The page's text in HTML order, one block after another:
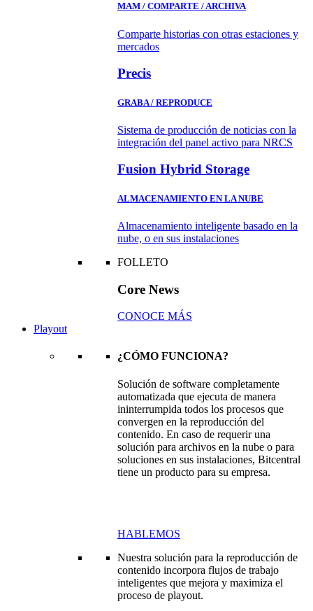
MAM / COMPARTE / ARCHIVA
Comparte historias con otras estaciones y
mercados
Precis
GRABA / REPRODUCE
Sistema de producción de noticias con la
integración del panel activo para NRCS
Fusion Hybrid Storage
ALMACENAMIENTO EN LA NUBE
Almacenamiento inteligente basado en la
nube, o en sus instalaciones
FOLLETO
Core News
CONOCE MÁS
Playout
¿CÓMO FUNCIONA?
Solución de software completamente
automatizada que ejecuta de manera
ininterrumpida todos los procesos que
convergen en la reproducción del
contenido. En caso de requerir una
solución para archivos en la nube o para
soluciones en sus instalaciones, Bitcentral
tiene un producto para su empresa.
HABLEMOS
Nuestra solución para la reproducción de
contenido incorpora flujos de trabajo
inteligentes que mejora y maximiza el
proceso de playout.